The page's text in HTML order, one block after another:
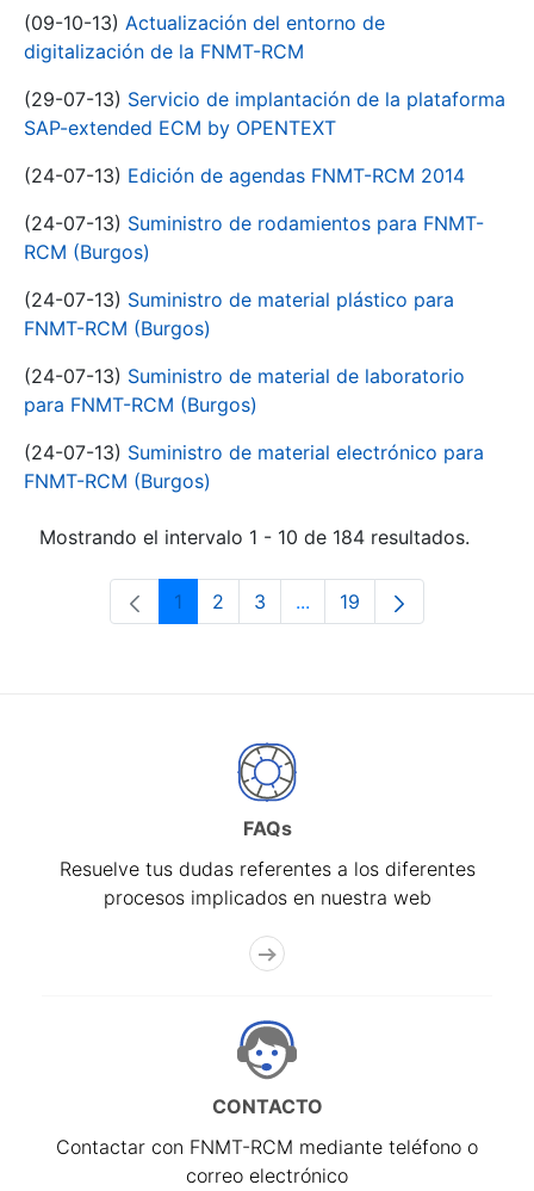
(09-10-13) Actualización del entorno de
digitalización de la FNMT-RCM
(29-07-13) Servicio de implantación de la plataforma
SAP-extended ECM by OPENTEXT
(24-07-13) Edición de agendas FNMT-RCM 2014
(24-07-13) Suministro de rodamientos para FNMT-
RCM (Burgos)
(24-07-13) Suministro de material plástico para
FNMT-RCM (Burgos)
(24-07-13) Suministro de material de laboratorio
para FNMT-RCM (Burgos)
(24-07-13) Suministro de material electrónico para
FNMT-RCM (Burgos)
Mostrando el intervalo 1 - 10 de 184 resultados.
Página
1 Página
2 Página
3 ...Páginas intermedias Use
Página
19
FAQs
Resuelve tus dudas referentes a los diferentes
procesos implicados en nuestra web
CONTACTO
Contactar con FNMT-RCM mediante teléfono o
correo electrónico